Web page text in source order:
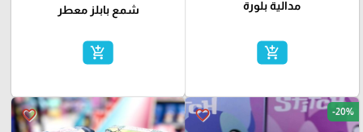
مدالية بلورة
add_shopping_cart
شمع بابلز معطر
add_shopping_cart
favorite_border -20%
favorite_border